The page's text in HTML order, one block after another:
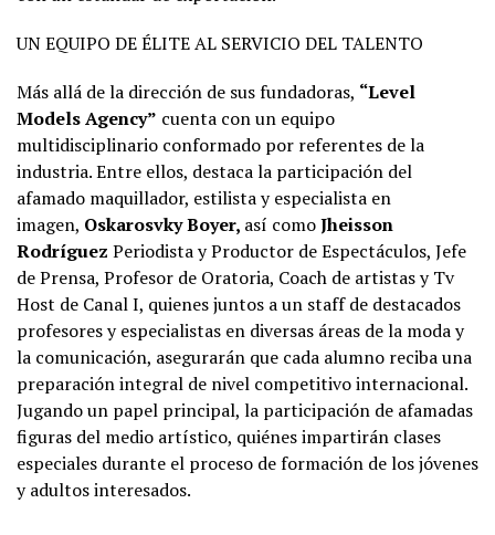
UN EQUIPO DE ÉLITE AL SERVICIO DEL TALENTO
Más allá de la dirección de sus fundadoras, “Level
Models Agency” cuenta con un equipo
multidisciplinario conformado por referentes de la
industria. Entre ellos, destaca la participación del
afamado maquillador, estilista y especialista en
imagen, Oskarosvky Boyer, así comoJheisson
Rodríguez Periodista y Productor de Espectáculos, Jefe
de Prensa, Profesor de Oratoria, Coach de artistas y Tv
Host de Canal I, quienes juntos a un staff de destacados
profesores y especialistas en diversas áreas de la moda y
la comunicación, asegurarán que cada alumno reciba una
preparación integral de nivel competitivo internacional.
Jugando un papel principal, la participación de afamadas
figuras del medio artístico, quiénes impartirán clases
especiales durante el proceso de formación de los jóvenes
y adultos interesados.